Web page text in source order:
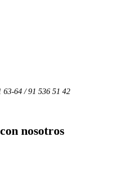
63-64 / 91 536 51 42
nosotros